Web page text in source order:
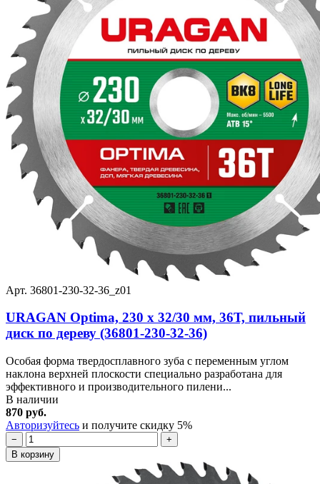
Арт. 36801-230-32-36_z01
URAGAN Optima, 230 х 32/30 мм, 36Т, пильный
диск по дереву (36801-230-32-36)
Особая форма твердосплавного зуба с переменным углом
наклона верхней плоскости специально разработана для
эффективного и производительного пилени...
В наличии
870 руб.
Авторизуйтесь и получите скидку 5%
−
+
В корзину